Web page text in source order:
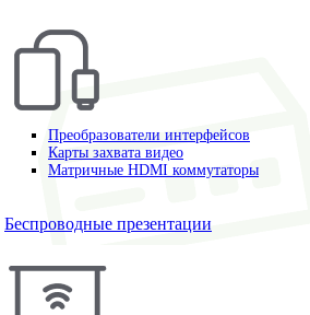
Преобразователи интерфейсов
Карты захвата видео
Матричные HDMI коммутаторы
Беспроводные презентации